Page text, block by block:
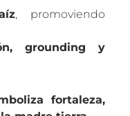
, promoviendo
grounding y
fortaleza,